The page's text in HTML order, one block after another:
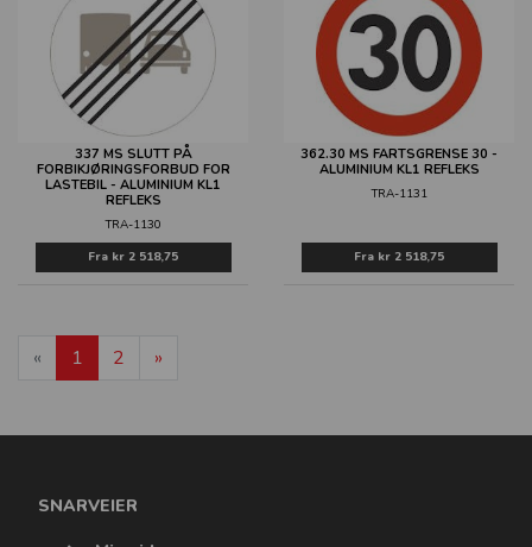
337 MS SLUTT PÅ
FORBIKJØRINGSFORBUD FOR
LASTEBIL - ALUMINIUM KL1
REFLEKS
TRA-1130
Fra kr 2 518,75
362.30 MS FARTSGRENSE 30 -
ALUMINIUM KL1 REFLEKS
TRA-1131
Fra kr 2 518,75
« 1 2 »
SNARVEIER